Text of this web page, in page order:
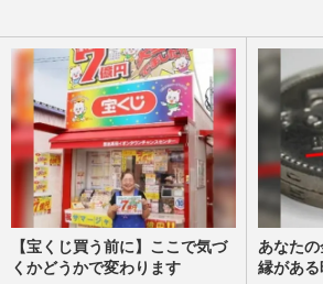
【宝くじ買う前に】ここで気づ
くかどうかで変わります
あなた
縁があ